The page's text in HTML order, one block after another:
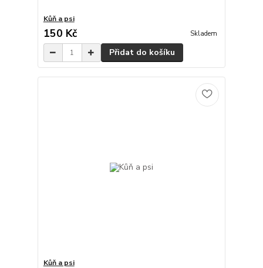
Kůň a psi
150 Kč Skladem
Přidat do košíku
Kůň a psi